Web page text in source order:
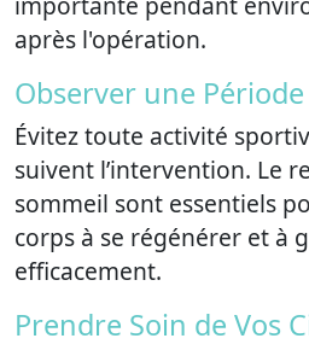
après l'opération.
Observer une
Évitez toute activité
suivent l’intervention. Le
sommeil sont essentiels
corps à se régénérer et à
efficacement.
Prendre Soin de Vos